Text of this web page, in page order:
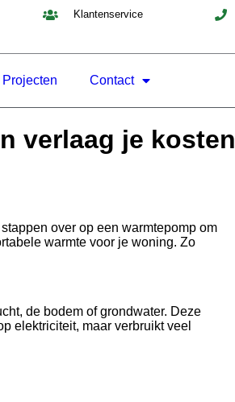
Klantenservice
Projecten Contact
verlaag je kosten
over op een warmtepomp om
warmte voor je woning. Zo
de bodem of grondwater. Deze
elektriciteit, maar verbruikt veel